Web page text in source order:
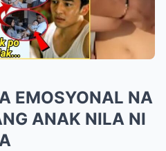
EMOSYONAL NA
ANAK NILA NI